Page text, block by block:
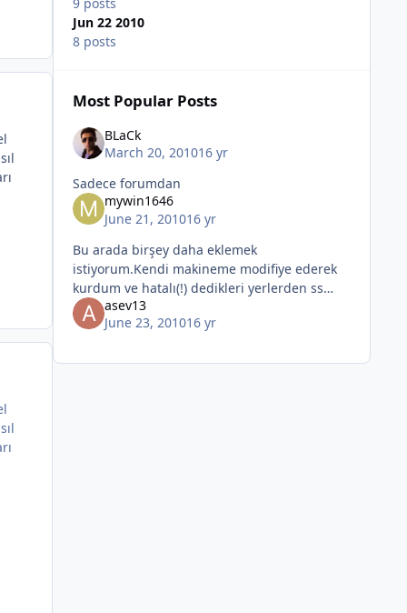
Jun 22 2010
8 posts
Most Popular Posts
BLaCk
March 20, 201016 yr
Sadece forumdan
mywin1646
June 21, 201016 yr
Bu arada birşey daha eklemek
istiyorum.Kendi makineme modifiye ederek
kurdum ve hatalı(!) dedikleri yerlerden ss
aldım.İşte g
asev13
June 23, 201016 yr